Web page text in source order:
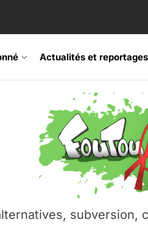
Actualités et reportages
subversion,
Fripon – vernissage 21
Festival – Samedi 18
Ŝtono, un livre réalisé par
contre l’A412 à